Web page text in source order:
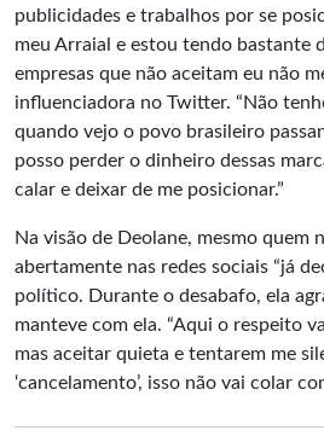
publicidades e trabalhos por se
meu Arraial e estou tendo bastante
empresas que não aceitam eu não
influenciadora no Twitter. “Não
quando vejo o povo brasileiro
posso perder o dinheiro dessas
calar e deixar de me posicionar.”
Na visão de Deolane, mesmo quem
abertamente nas redes sociais “já
político. Durante o desabafo, ela
manteve com ela. “Aqui o respeito
mas aceitar quieta e tentarem me
‘cancelamento’, isso não vai colar